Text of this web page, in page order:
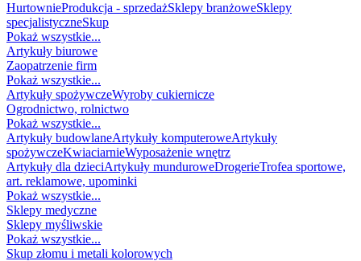
HurtownieProdukcja - sprzedażSklepy branżoweSklepy
specjalistyczneSkup
Pokaż wszystkie...
Artykuły biurowe
Zaopatrzenie firm
Pokaż wszystkie...
Artykuły spożywczeWyroby cukiernicze
Ogrodnictwo, rolnictwo
Pokaż wszystkie...
Artykuły budowlaneArtykuły komputeroweArtykuły
spożywczeKwiaciarnieWyposażenie wnętrz
Artykuły dla dzieciArtykuły munduroweDrogerieTrofea sportowe,
art. reklamowe, upominki
Pokaż wszystkie...
Sklepy medyczne
Sklepy myśliwskie
Pokaż wszystkie...
Skup złomu i metali kolorowych